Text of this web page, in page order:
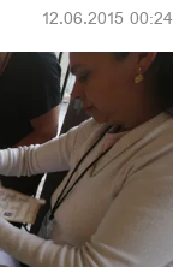
00:24 12.06.2015